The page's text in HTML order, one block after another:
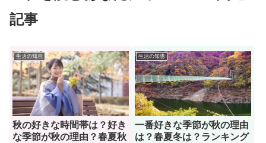
記事
生活の知恵
秋の好きな時間帯は？好き
な季節が秋の理由？春夏秋
生活の知恵
一番好きな季節が秋の理由
は？春夏冬は？ランキング